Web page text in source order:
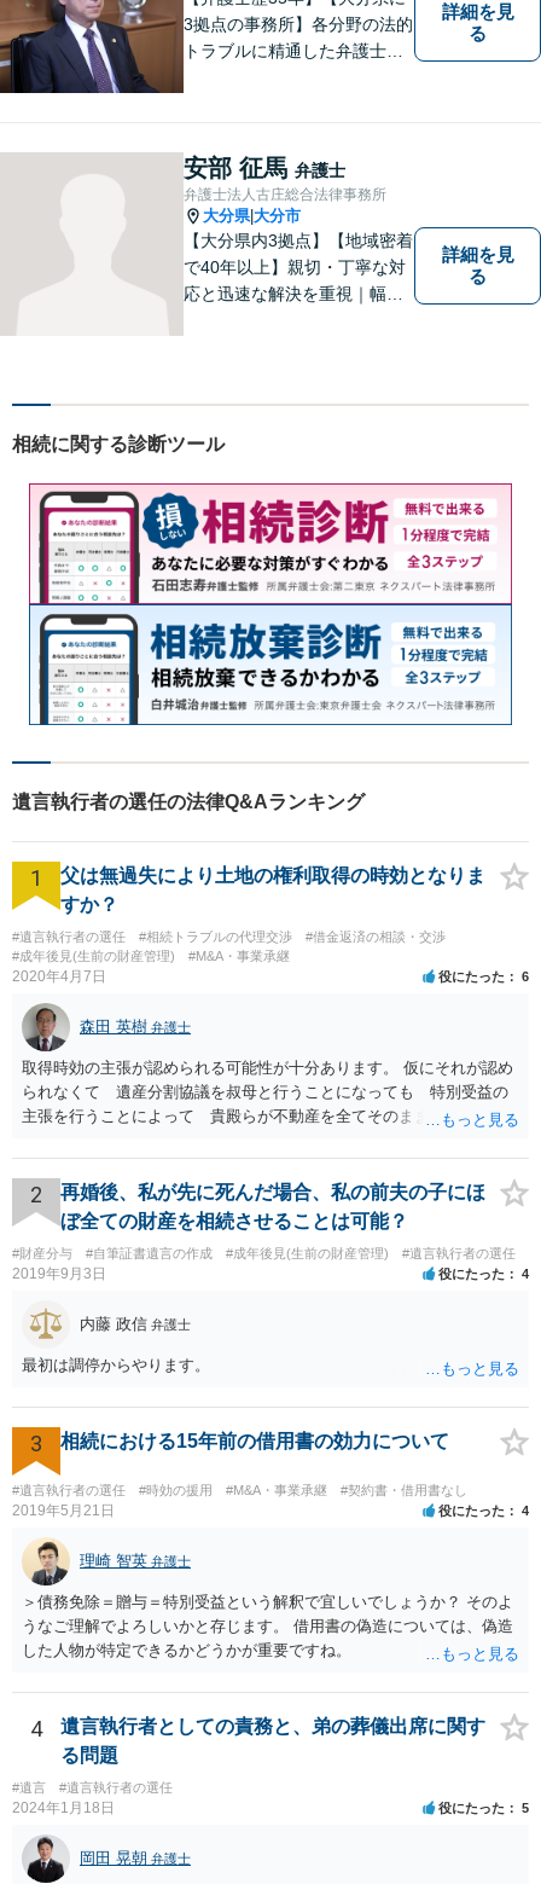
3拠点の事務所】各分野の法的
トラブルに精通した弁護士で
します。お気軽に相談しやす
いアットホームな雰囲気の事
務所です。
詳細を見
る
安部 征馬 弁護士
弁護士法人古庄総合法律事務所
大分県|大分市
【大分県内3拠点】【地域密着
で40年以上】親切・丁寧な対
応と迅速な解決を重視｜幅広
【別府・杵築にも拠点】
詳細を見
る
相続に関する診断ツール
遺言執行者の選任の法律Q&Aランキング
1
父は無過失により土地の権利取得の時効となりま
すか？
#遺言執行者の選任 #相続トラブルの代理交渉
#借金返済の相談・交渉
#成年後見(生前の財産管理)
#M&A・事業承継
2020年4月7日 役にたった 6
森田 英樹 弁護士
取得時効の主張が認められる可能性が十分あります。 仮にそれが認め
られなくて 遺産分割協議を叔母と行うことになっても 特別受益の
主張を行うことによって 貴殿らが不動産を全てそのまま取得できる
2
再婚後、私が先に死んだ場合、私の前夫の子にほ
ぼ全ての財産を相続させることは可能？
#財産分与 #自筆証書遺言の作成 #成年後見(生前の財産管理) #遺言執行者の選任
2019年9月3日 役にたった 4
内藤 政信 弁護士
最初は調停からやります。
3 相続における15年前の借用書の効力について
#遺言執行者の選任 #時効の援用 #M&A・事業承継 #契約書・借用書なし
2019年5月21日 役にたった 4
理崎 智英 弁護士
＞債務免除＝贈与＝特別受益という解釈で宜しいでしょうか？ そのよ
うなご理解でよろしいかと存じます。 借用書の偽造については、偽造
した人物が特定できるかどうかが重要ですね。
4
遺言執行者としての責務と、弟の葬儀出席に関す
る問題
#遺言 #遺言執行者の選任
2024年1月18日 役にたった 5
岡田 晃朝 弁護士